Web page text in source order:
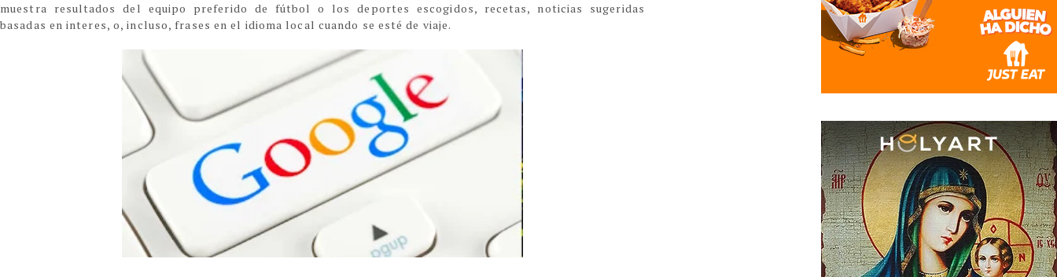
muestra resultados del equipo preferido de fútbol o los deportes escogidos, recetas, noticias sugeridas
basadas en interes, o, incluso, frases en el idioma local cuando se esté de viaje.